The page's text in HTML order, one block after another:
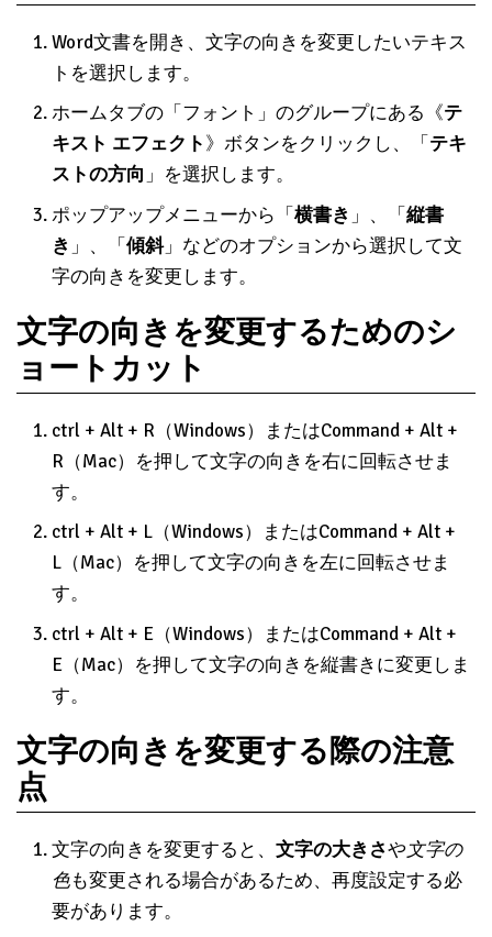
Word文書を開き、文字の向きを変更したいテキス
トを選択します。
ホームタブの「フォント」のグループにある《テ
キスト エフェクト》ボタンをクリックし、「 テキ
ストの方向 」を選択します。
ポップアップメニューから「 横書き 」、「 縦書
き 」、「 傾斜」などのオプションから選択して文
字の向きを変更します。
文字の向きを変更するためのシ
ョートカット
ctrl + Alt + R（Windows）またはCommand + Alt +
R（Mac）を押して文字の向きを右に回転させま
す。
ctrl + Alt + L（Windows）またはCommand + Alt +
L（Mac）を押して文字の向きを左に回転させま
す。
ctrl + Alt + E（Windows）またはCommand + Alt +
E（Mac）を押して文字の向きを縦書きに変更しま
す。
文字の向きを変更する際の注意
点
文字の向きを変更すると、 文字の大きさや文字の
色も変更される場合があるため、再度設定する必
要があります。